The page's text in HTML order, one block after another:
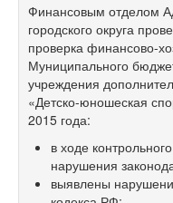
Финансовым отделом
городского округа
проверка финансово-
Муниципального
учреждения
«Детско-юношеская
2015 года:
в ходе
нарушения
выявлены